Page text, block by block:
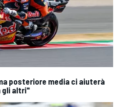
posteriore media ci aiuterà
gli altri"